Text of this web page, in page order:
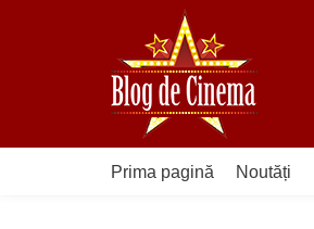
Prima pagină Noutăți